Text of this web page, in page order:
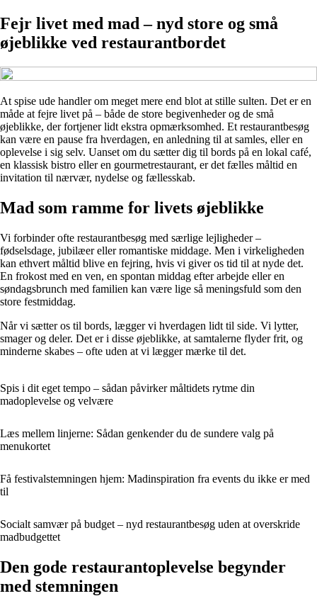
Fejr livet med mad – nyd store og små
øjeblikke ved restaurantbordet
At spise ude handler om meget mere end blot at stille sulten. Det er en
måde at fejre livet på – både de store begivenheder og de små
øjeblikke, der fortjener lidt ekstra opmærksomhed. Et restaurantbesøg
kan være en pause fra hverdagen, en anledning til at samles, eller en
oplevelse i sig selv. Uanset om du sætter dig til bords på en lokal café,
en klassisk bistro eller en gourmetrestaurant, er det fælles måltid en
invitation til nærvær, nydelse og fællesskab.
Mad som ramme for livets øjeblikke
Vi forbinder ofte restaurantbesøg med særlige lejligheder –
fødselsdage, jubilæer eller romantiske middage. Men i virkeligheden
kan ethvert måltid blive en fejring, hvis vi giver os tid til at nyde det.
En frokost med en ven, en spontan middag efter arbejde eller en
søndagsbrunch med familien kan være lige så meningsfuld som den
store festmiddag.
Når vi sætter os til bords, lægger vi hverdagen lidt til side. Vi lytter,
smager og deler. Det er i disse øjeblikke, at samtalerne flyder frit, og
minderne skabes – ofte uden at vi lægger mærke til det.
Spis i dit eget tempo – sådan påvirker måltidets rytme din
madoplevelse og velvære
Læs mellem linjerne: Sådan genkender du de sundere valg på
menukortet
Få festivalstemningen hjem: Madinspiration fra events du ikke er med
til
Socialt samvær på budget – nyd restaurantbesøg uden at overskride
madbudgettet
Den gode restaurantoplevelse begynder
med stemningen